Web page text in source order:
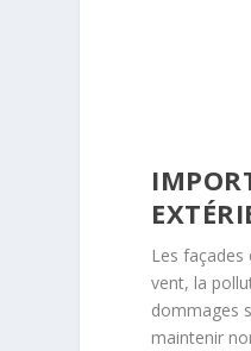
Les
vent, la
dommages
maintenir